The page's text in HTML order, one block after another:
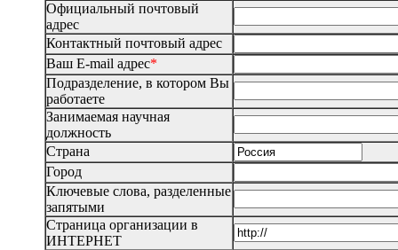
Официальный почтовый
адрес
Контактный почтовый адрес
Ваш E-mail адрес*
Подразделение, в котором Вы
работаете
Занимаемая научная
должность
Страна
Город
Ключевые слова, разделенные
запятыми
Страница организации в
ИНТЕРНЕТ